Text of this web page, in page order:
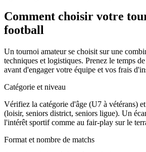
Comment choisir votre
football
Un tournoi amateur se choisit sur une
techniques et logistiques. Prenez le temps
avant d'engager votre équipe et vos frais
Catégorie et niveau
Vérifiez la catégorie d'âge (U7 à vétérans)
(loisir, seniors district, seniors ligue). Un
l'intérêt sportif comme au fair-play sur le
Format et nombre de matchs